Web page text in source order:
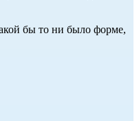
бы то ни было форме,